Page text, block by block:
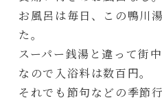
お風呂は毎日、この鴨川
た。
スーパー銭湯と違って街
なので入浴料は数百円。
それでも節句などの季節